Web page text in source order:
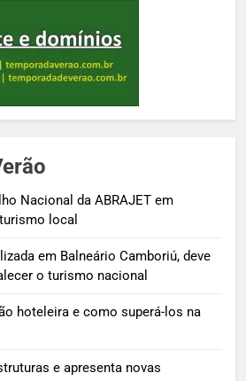
Nacional da ABRAJET em
local
em Balneário Camboriú, deve
o turismo nacional
hoteleira e como superá-los na
e apresenta novas